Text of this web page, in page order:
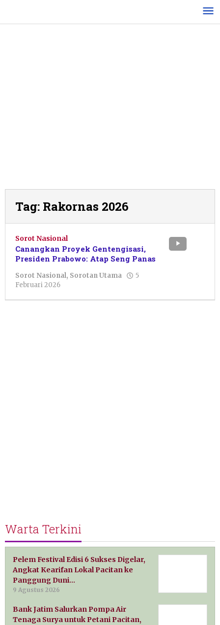
konten
Tag: Rakornas 2026
Sorot Nasional
Canangkan Proyek Gentengisasi,
Presiden Prabowo: Atap Seng Panas
Sorot Nasional, Sorotan Utama
5
Februari 2026
Warta Terkini
Pelem Festival Edisi 6 Sukses Digelar,
Angkat Kearifan Lokal Pacitan ke
Panggung Duni…
9 Agustus 2026
Bank Jatim Salurkan Pompa Air
Tenaga Surya untuk Petani Pacitan,